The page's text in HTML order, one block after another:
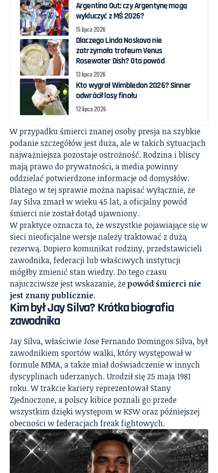
Argentina Out: czy Argentynę mogą
wykluczyć z MŚ 2026?
15 lipca 2026
Dlaczego Linda Noskova nie
zatrzymała trofeum Venus
Rosewater Dish? Oto powód
13 lipca 2026
Kto wygrał Wimbledon 2026? Sinner
odwrócił losy finału
12 lipca 2026
W przypadku śmierci znanej osoby presja na szybkie
podanie szczegółów jest duża, ale w takich sytuacjach
najważniejsza pozostaje ostrożność. Rodzina i bliscy
mają prawo do prywatności, a media powinny
oddzielać potwierdzone informacje od domysłów.
Dlatego w tej sprawie można napisać wyłącznie, że
Jay Silva zmarł w wieku 45 lat, a oficjalny powód
śmierci nie został dotąd ujawniony.
W praktyce oznacza to, że wszystkie pojawiające się w
sieci nieoficjalne wersje należy traktować z dużą
rezerwą. Dopiero komunikat rodziny, przedstawicieli
zawodnika, federacji lub właściwych instytucji
mógłby zmienić stan wiedzy. Do tego czasu
najuczciwsze jest wskazanie, żepowód śmierci nie
jest znany publicznie.
Kim był Jay Silva? Krótka biografia
zawodnika
Jay Silva, właściwie Jose Fernando Domingos Silva, był
zawodnikiem sportów walki, który występował w
formule MMA, a także miał doświadczenie w innych
dyscyplinach uderzanych. Urodził się 25 maja 1981
roku. W trakcie kariery reprezentował Stany
Zjednoczone, a polscy kibice poznali go przede
wszystkim dzięki występom w KSW oraz późniejszej
obecności w federacjach freak fightowych.